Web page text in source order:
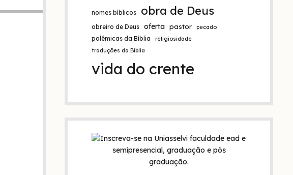
nomes bíblicos obra de Deus
obreiro de Deus oferta pastor pecado
polêmicas da Bíblia
religiosidade
traduções da Bíblia
vida do crente